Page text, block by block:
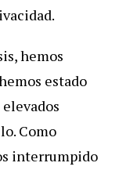
hemos
estado
Como
interrumpido